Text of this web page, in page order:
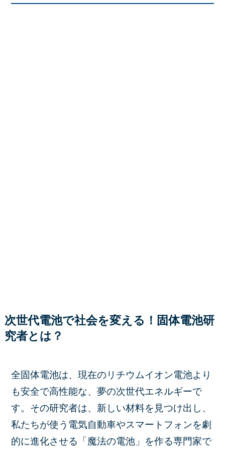
次世代電池で社会を変える！固体電池研
究者とは？
全固体電池は、現在のリチウムイオン電池より
も安全で高性能な、夢の次世代エネルギーで
す。その研究者は、新しい材料を見つけ出し、
私たちが使う電気自動車やスマートフォンを劇
的に進化させる「魔法の電池」を作る専門家で